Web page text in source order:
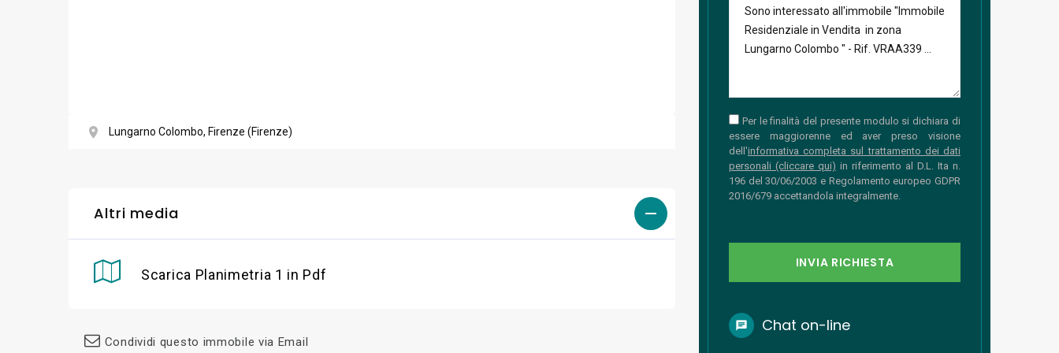
Lungarno Colombo, Firenze (Firenze)
Altri media
Scarica Planimetria 1 in Pdf
Condividi questo immobile via Email
Per le finalità del presente modulo si dichiara di
essere maggiorenne ed aver preso visione
dell'informativa completa sul trattamento dei dati
personali (cliccare qui) in riferimento al D.L. Ita n.
196 del 30/06/2003 e Regolamento europeo GDPR
2016/679 accettandola integralmente.
INVIA RICHIESTA
Chat on-line